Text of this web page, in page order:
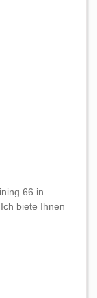
66 in
biete Ihnen